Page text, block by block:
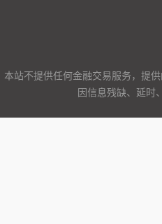
本站不提供任何金融交易服务，提
因信息残缺、延时